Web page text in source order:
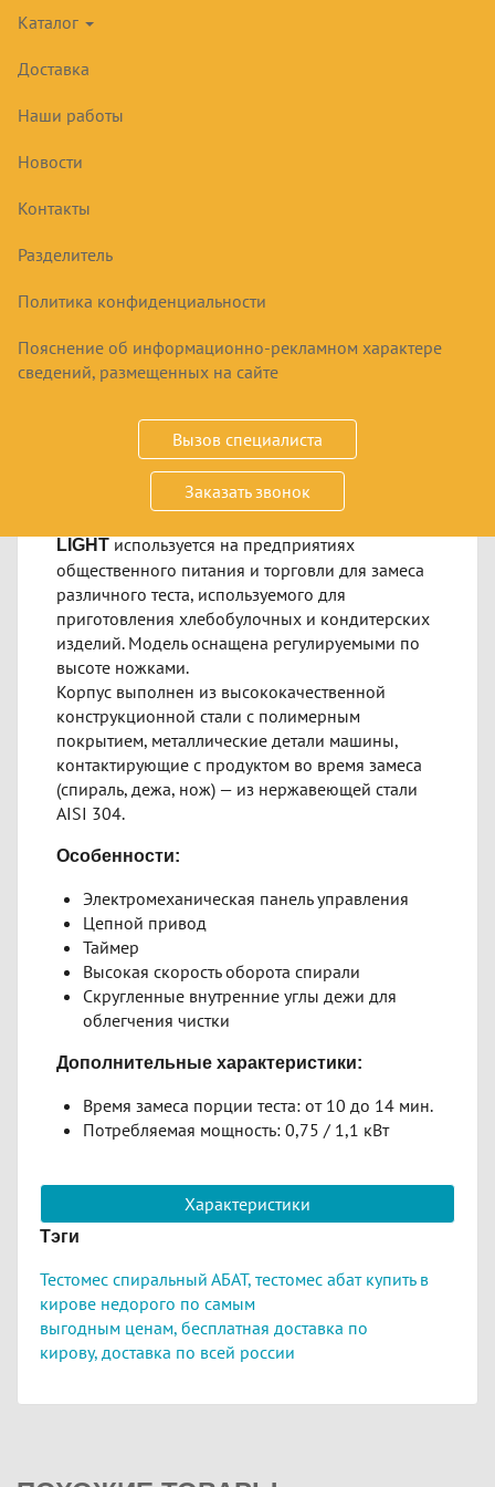
Каталог
Доставка
Наши работы
Новости
Контакты
Разделитель
Политика конфиденциальности
Пояснение об информационно-рекламном характере
сведений, размещенных на сайте
Вызов специалиста
Заказать звонок
ТЕСТОМЕС СПИРАЛЬНЫЙ ABAT
Срок заказа
30 л; 20 кг; 2 скорости; несъемная дежа;
неподъемная траверса; 380 В
Спиральный тестомес
LIGHT​используется на предприятиях
общественного питания и торговли для замеса
различного теста, используемого для
приготовления хлебобулочных и кондитерских
изделий. Модель оснащена регулируемыми по
высоте ножками.
Корпус выполнен из высококачественной
конструкционной стали с полимерным
покрытием, металлические детали машины,
контактирующие с продуктом во время замеса
(спираль, дежа, нож) — из нержавеющей стали
AISI 304.
Особенности:
Электромеханическая панель управления
Цепной привод
Таймер
Высокая скорость оборота спирали
Скругленные внутренние углы дежи для
облегчения чистки
Дополнительные характеристики:
Время замеса порции теста: от 10 до 14 мин.
Потребляемая мощность: 0,75 / 1,1 кВт
Характеристики
Тэги
Тестомес спиральный АБАТ, тестомес абат купить в
кирове недорого по самым
выгодным ценам, бесплатная доставка по
кирову, доставка по всей россии